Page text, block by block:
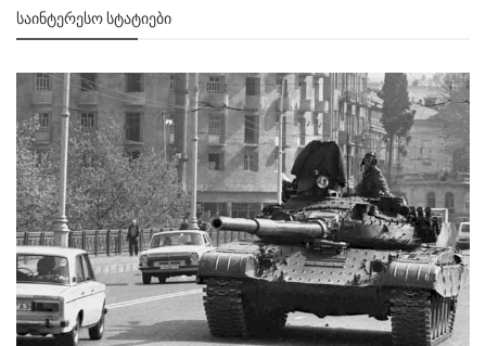
ᲡᲐᲘᲜᲢᲔᲠᲔᲡᲝ ᲡᲢᲐᲢᲘᲔᲑᲘ